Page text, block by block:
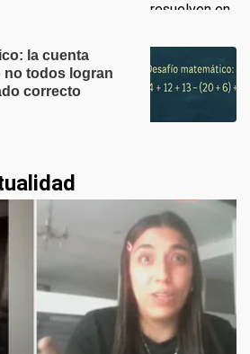
la cuenta
no todos logran
correcto